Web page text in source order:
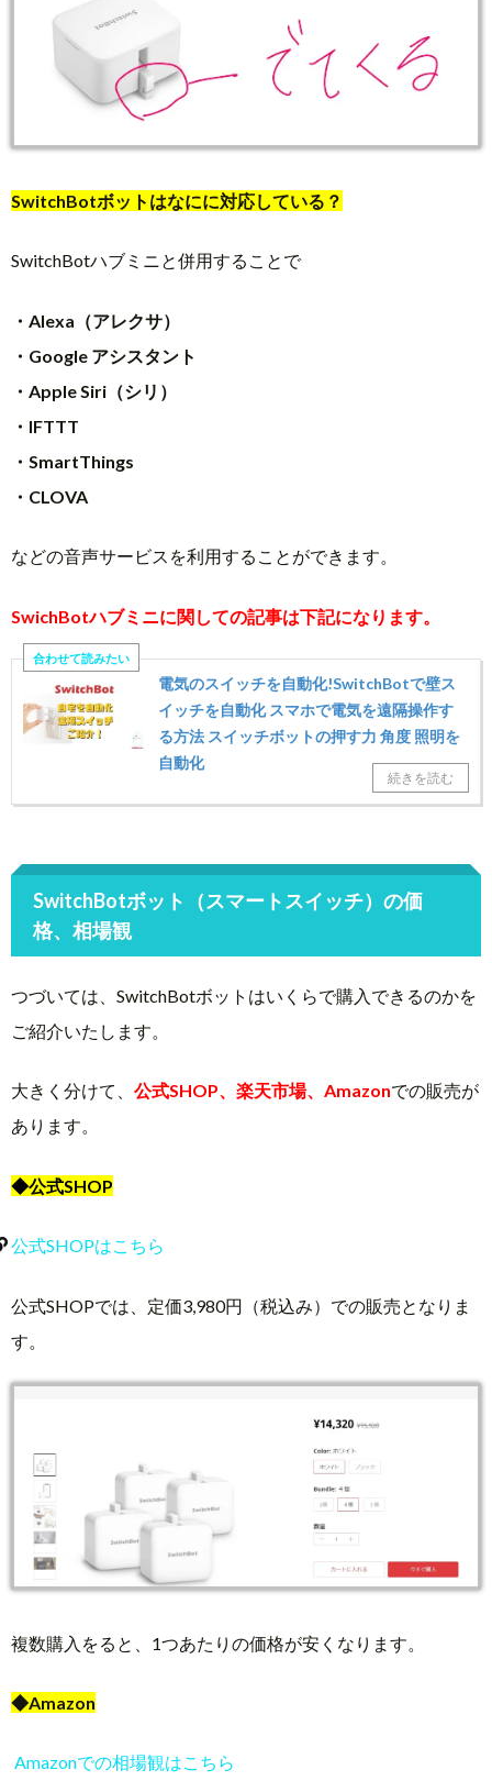
SwitchBotボットはなにに対応している？
SwitchBotハブミニと併用することで
・Alexa（アレクサ）
・Google アシスタント
・Apple Siri（シリ）
・IFTTT
・SmartThings
・CLOVA
などの音声サービスを利用することができます。
SwichBotハブミニに関しての記事は下記になります。
電気のスイッチを自動化!SwitchBotで壁ス
イッチを自動化 スマホで電気を遠隔操作す
る方法 スイッチボットの押す力 角度 照明を
自動化
SwitchBotボット（スマートスイッチ）の価
格、相場観
つづいては、SwitchBotボットはいくらで購入できるのかを
ご紹介いたします。
大きく分けて、 公式SHOP、楽天市場、Amazonでの販売が
あります。
◆公式SHOP
公式SHOPはこちら
公式SHOPでは、定価3,980円（税込み）での販売となりま
す。
複数購入をると、1つあたりの価格が安くなります。
◆Amazon
Amazonでの相場観はこちら